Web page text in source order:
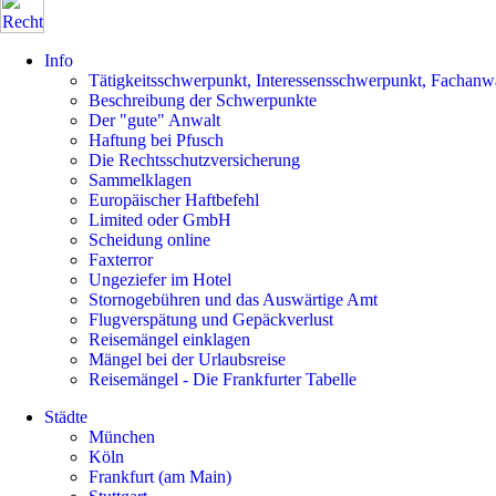
Info
Tätigkeitsschwerpunkt, Interessensschwerpunkt,
Beschreibung der Schwerpunkte
Der "gute" Anwalt
Haftung bei Pfusch
Die Rechtsschutzversicherung
Sammelklagen
Europäischer Haftbefehl
Limited oder GmbH
Scheidung online
Faxterror
Ungeziefer im Hotel
Stornogebühren und das Auswärtige Amt
Flugverspätung und Gepäckverlust
Reisemängel einklagen
Mängel bei der Urlaubsreise
Reisemängel - Die Frankfurter Tabelle
Städte
München
Köln
Frankfurt (am Main)